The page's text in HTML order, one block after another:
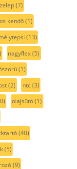
(7)
kendő(1)
(13)
nagyflex(5)
(1)
(2) ntc(3)
olajsütő(1)
(40)
(5)
(9)